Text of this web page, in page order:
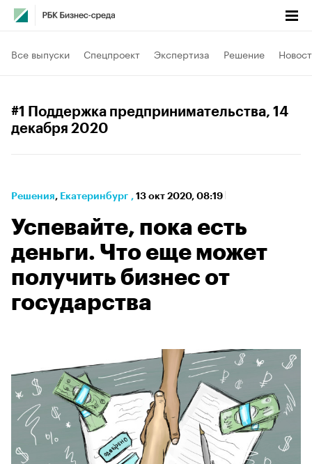
Все выпуски Спецпроект Экспертиза Решение
#1 Поддержка предпринимательства, 14
декабря 2020
Решения⁠, Екатеринбург , 13 окт 2020, 08:19
Успевайте, пока есть
деньги. Что еще может
получить бизнес от
государства